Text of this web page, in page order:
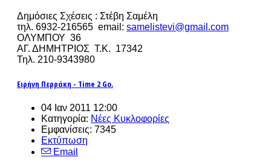
Δημόσιες Σχέσεις : Στέβη Σαμέλη
τηλ. 6932-216565 email: samelistevi@gmail.com
ΟΛΥΜΠΟΥ 36
ΑΓ. ΔΗΜΗΤΡΙΟΣ Τ.Κ. 17342
Τηλ. 210-9343980
Ειρήνη Περράκη - Time 2 Go.
04 Ιαν 2011 12:00
Κατηγορία: Νέες Κυκλοφορίες
Εμφανίσεις: 7345
Εκτύπωση
Email